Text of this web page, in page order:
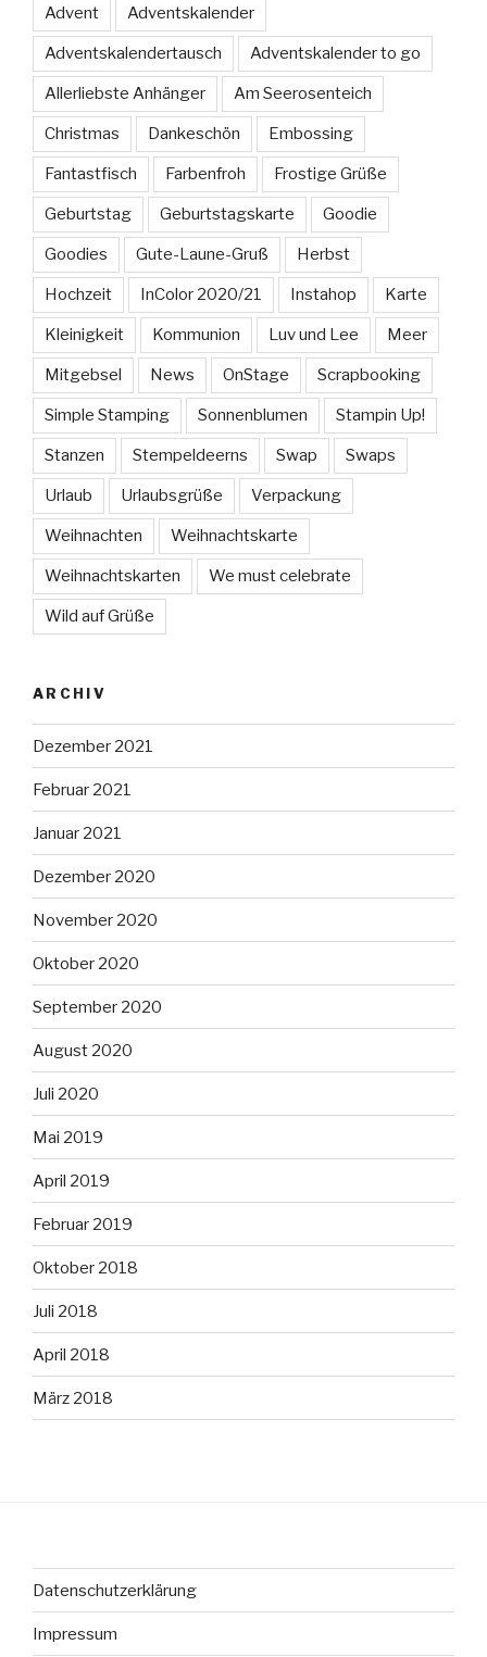
Advent Adventskalender
Adventskalendertausch Adventskalender to go
Allerliebste Anhänger Am Seerosenteich
Christmas Dankeschön Embossing
Fantastfisch Farbenfroh Frostige Grüße
Geburtstag Geburtstagskarte Goodie
Goodies Gute-Laune-Gruß Herbst
Hochzeit InColor 2020/21 Instahop Karte
Kleinigkeit Kommunion Luv und Lee Meer
Mitgebsel News OnStage Scrapbooking
Simple Stamping Sonnenblumen Stampin Up!
Stanzen Stempeldeerns Swap Swaps
Urlaub Urlaubsgrüße Verpackung
Weihnachten Weihnachtskarte
Weihnachtskarten We must celebrate
Wild auf Grüße
ARCHIV
Dezember 2021
Februar 2021
Januar 2021
Dezember 2020
November 2020
Oktober 2020
September 2020
August 2020
Juli 2020
Mai 2019
April 2019
Februar 2019
Oktober 2018
Juli 2018
April 2018
März 2018
Datenschutzerklärung
Impressum